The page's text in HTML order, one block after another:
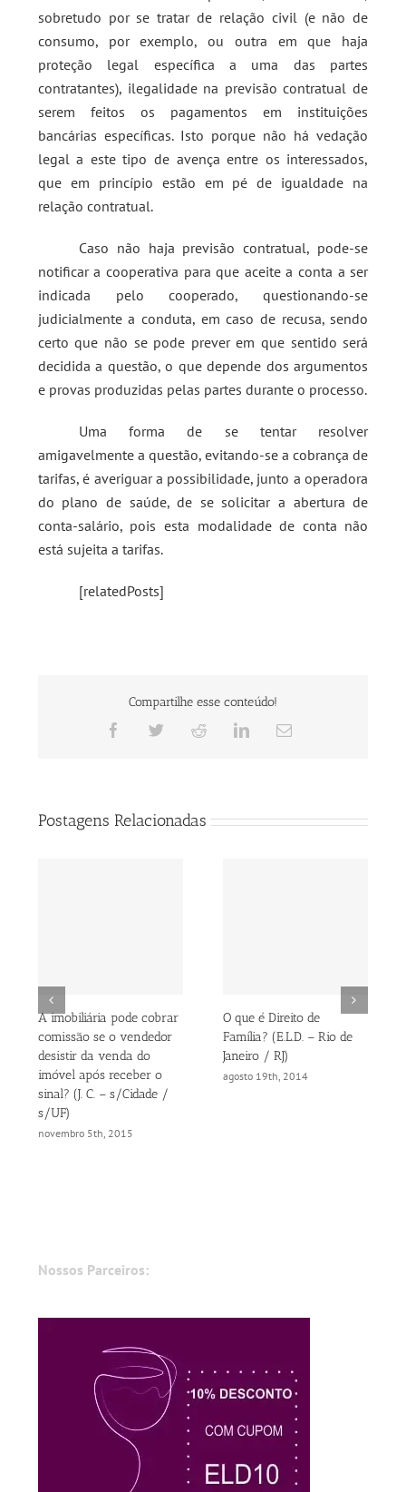
sobretudo por se tratar de relação civil (e não de
consumo, por exemplo, ou outra em que haja
proteção legal específica a uma das partes
contratantes), ilegalidade na previsão contratual de
serem feitos os pagamentos em instituições
bancárias específicas. Isto porque não há vedação
legal a este tipo de avença entre os interessados,
que em princípio estão em pé de igualdade na
relação contratual.
Caso não haja previsão contratual, pode-se
notificar a cooperativa para que aceite a conta a ser
indicada pelo cooperado, questionando-se
judicialmente a conduta, em caso de recusa, sendo
certo que não se pode prever em que sentido será
decidida a questão, o que depende dos argumentos
e provas produzidas pelas partes durante o processo.
Uma forma de se tentar resolver
amigavelmente a questão, evitando-se a cobrança de
tarifas, é averiguar a possibilidade, junto a operadora
do plano de saúde, de se solicitar a abertura de
conta-salário, pois esta modalidade de conta não
está sujeita a tarifas.
[relatedPosts]
Compartilhe esse conteúdo!
FacebookTwitterRedditLinkedIn
E-
Postagens Relacionadas
A imobiliária pode cobrar
comissão se o vendedor
desistir da venda do
imóvel após receber o
sinal? (J. C. – s/Cidade /
s/UF)
novembro 5th, 2015
O que é Direito de
Família? (E.L.D. – Rio de
Janeiro / RJ)
agosto 19th, 2014
Nossos Parceiros: